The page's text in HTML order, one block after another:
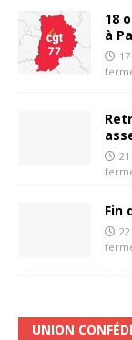
18
à
Fin
UNION